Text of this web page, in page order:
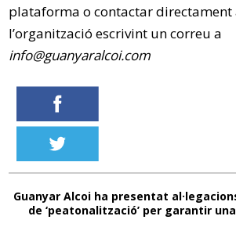
plataforma o contactar directament
l’organització escrivint un correu a
info@guanyaralcoi.com
Guanyar Alcoi ha presentat
de ‘peatonalització’ per garantir